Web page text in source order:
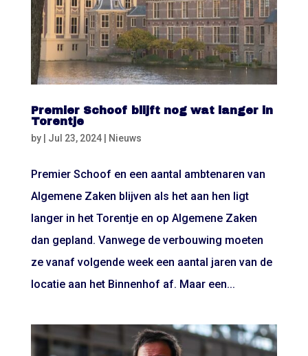
Premier Schoof blijft nog wat langer in
Torentje
by Jul 23, 2024| Nieuws
Premier Schoof en een aantal ambtenaren van
Algemene Zaken blijven als het aan hen ligt
langer in het Torentje en op Algemene Zaken
dan gepland. Vanwege de verbouwing moeten
ze vanaf volgende week een aantal jaren van de
locatie aan het Binnenhof af. Maar een...